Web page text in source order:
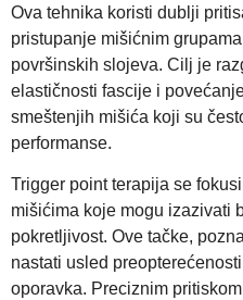
Ova tehnika koristi dublji
pristupanje mišićnim
površinskih slojeva. Cilj je
elastičnosti fascije i
smeštenjih mišića koji su
performanse.
Trigger point terapija se
mišićima koje mogu izazivati
pokretljivost. Ove tačke,
nastati usled
oporavka. Preciznim